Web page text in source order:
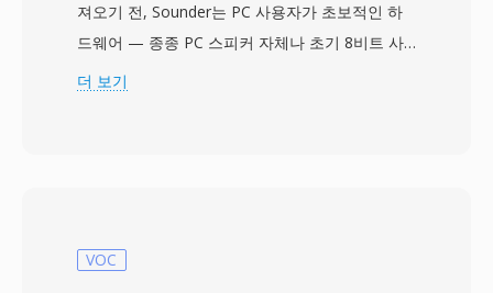
져오기 전, Sounder는 PC 사용자가 초보적인 하
드웨어 — 종종 PC 스피커 자체나 초기 8비트 사
운드 카드 — 를 통해 오디오를 캡처하고 재생할
라이브가 넉넉하다고 여겨지던 시절의 하드웨어
더 보기
VOC